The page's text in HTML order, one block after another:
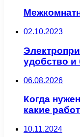
02.10.2023
удобство и
06.08.2026
Когда
какие
10.11.2024